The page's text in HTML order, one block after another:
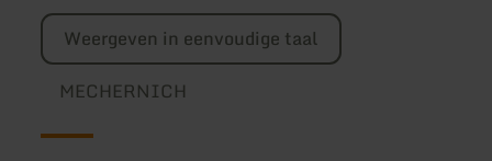
Weergeven in eenvoudige taal
MECHERNICH